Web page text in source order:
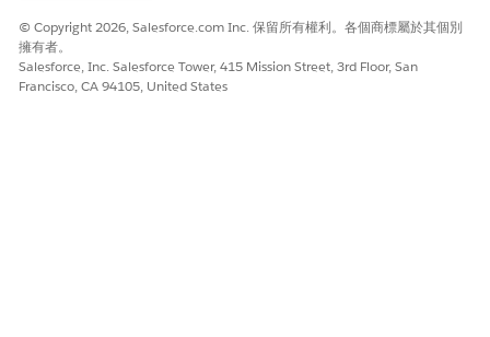
© Copyright 2026, Salesforce.com Inc. 保留所有權利。各個商標屬於其個別
擁有者。
Salesforce, Inc. Salesforce Tower, 415 Mission Street, 3rd Floor, San
Francisco, CA 94105, United States